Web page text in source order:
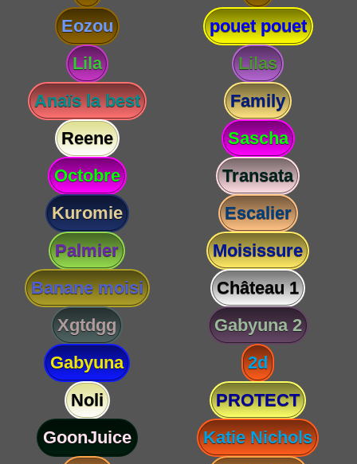
Eozou
pouet pouet
Lila
Lilas
Anaïs la best
Family
Reene
Sascha
Octobre
Transata
Kuromie
Escalier
Palmier
Moisissure
Banane moisi
Château 1
Xgtdgg
Gabyuna 2
Gabyuna
2d
Noli
PROTECT
GoonJuice
Katie Nichols